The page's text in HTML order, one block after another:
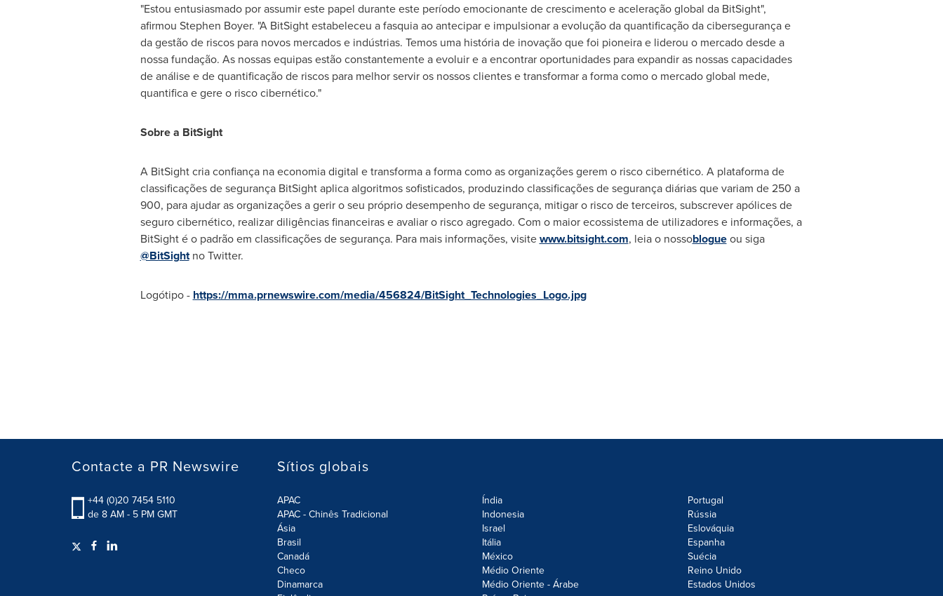
"Estou entusiasmado por assumir este papel durante este período emocionante de crescimento e aceleração global da BitSight",
afirmou Stephen Boyer. "A BitSight estabeleceu a fasquia ao antecipar e impulsionar a evolução da quantificação da cibersegurança e
da gestão de riscos para novos mercados e indústrias. Temos uma história de inovação que foi pioneira e liderou o mercado desde a
nossa fundação. As nossas equipas estão constantemente a evoluir e a encontrar oportunidades para expandir as nossas capacidades
de análise e de quantificação de riscos para melhor servir os nossos clientes e transformar a forma como o mercado global mede,
quantifica e gere o risco cibernético."
Sobre a BitSight
A BitSight cria confiança na economia digital e transforma a forma como as organizações gerem o risco cibernético. A plataforma de
classificações de segurança BitSight aplica algoritmos sofisticados, produzindo classificações de segurança diárias que variam de 250 a
900, para ajudar as organizações a gerir o seu próprio desempenho de segurança, mitigar o risco de terceiros, subscrever apólices de
seguro cibernético, realizar diligências financeiras e avaliar o risco agregado. Com o maior ecossistema de utilizadores e informações, a
BitSight é o padrão em classificações de segurança. Para mais informações, visitewww.bitsight.com, leia o nossoblogueou siga
@BitSightno Twitter.
Logótipo - https://mma.prnewswire.com/media/456824/BitSight_Technologies_Logo.jpg
Contacte a PR Newswire
+44 (0)20 7454 5110
de 8 AM - 5 PM GMT
Sítios globais
APAC
APAC - Chinês Tradicional
Ásia
Brasil
Canadá
Checo
Dinamarca
Índia
Indonesia
Israel
Itália
México
Médio Oriente
Médio Oriente - Árabe
Portugal
Rússia
Eslováquia
Espanha
Suécia
Reino Unido
Estados Unidos